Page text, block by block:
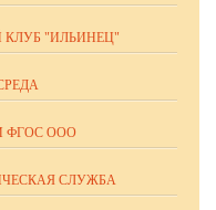
"ИЛЬИНЕЦ"
ФГОС ООО
СЛУЖБА